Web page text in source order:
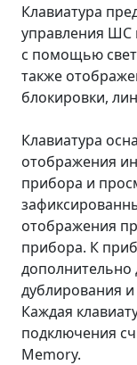
Клавиатура
управления ШС
с помощью
также
блокировки,
Клавиатура
отображения
прибора и
отображения
прибора. К
дополнительно
дублирования
Каждая
подключения
Memory.